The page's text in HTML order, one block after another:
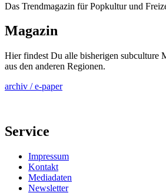
Das Trendmagazin für Popkultur und
Magazin
Hier findest Du alle bisherigen subculture
aus den anderen Regionen.
archiv / e-paper
Service
Impressum
Kontakt
Mediadaten
Newsletter